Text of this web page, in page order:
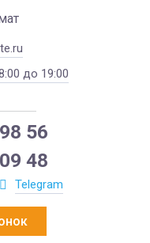
до 19:00
56
48
Telegram